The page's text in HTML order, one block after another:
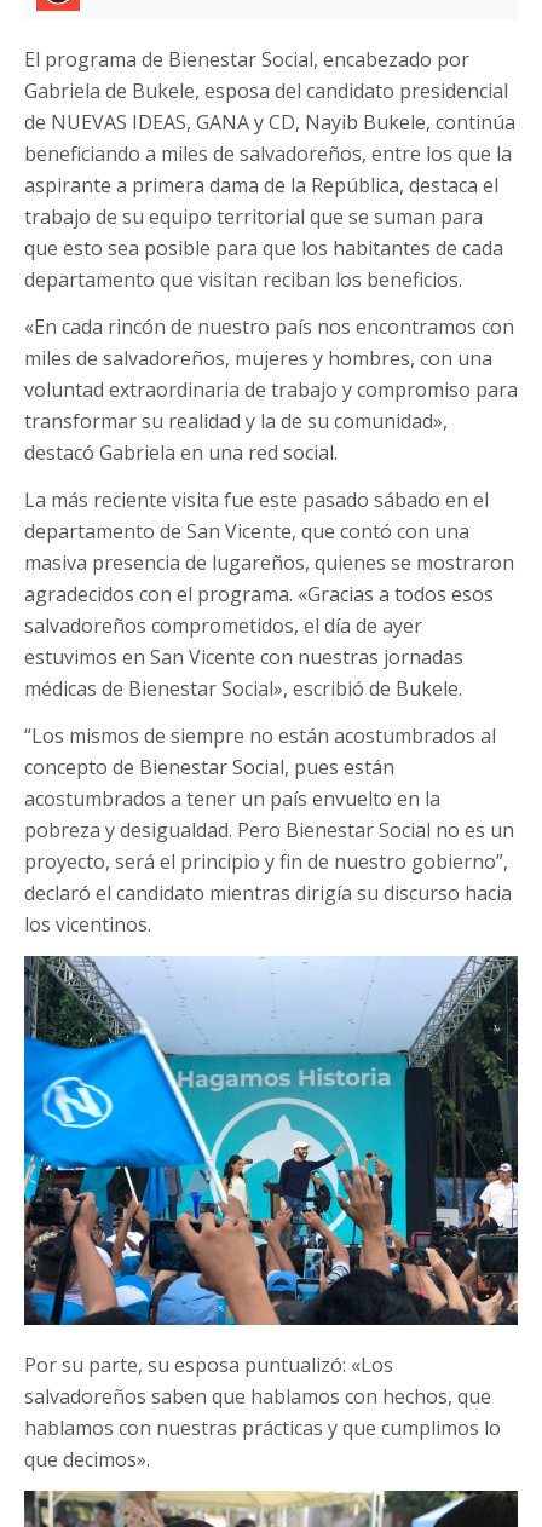
El programa de Bienestar Social, encabezado por
Gabriela de Bukele, esposa del candidato presidencial
de NUEVAS IDEAS, GANA y CD, Nayib Bukele, continúa
beneficiando a miles de salvadoreños, entre los que la
aspirante a primera dama de la República, destaca el
trabajo de su equipo territorial que se suman para
que esto sea posible para que los habitantes de cada
departamento que visitan reciban los beneficios.
«En cada rincón de nuestro país nos encontramos con
miles de salvadoreños, mujeres y hombres, con una
voluntad extraordinaria de trabajo y compromiso para
transformar su realidad y la de su comunidad»,
destacó Gabriela en una red social.
La más reciente visita fue este pasado sábado en el
departamento de San Vicente, que contó con una
masiva presencia de lugareños, quienes se mostraron
agradecidos con el programa. «Gracias a todos esos
salvadoreños comprometidos, el día de ayer
estuvimos en San Vicente con nuestras jornadas
médicas de Bienestar Social», escribió de Bukele.
“Los mismos de siempre no están acostumbrados al
concepto de Bienestar Social, pues están
acostumbrados a tener un país envuelto en la
pobreza y desigualdad. Pero Bienestar Social no es un
proyecto, será el principio y fin de nuestro gobierno”,
declaró el candidato mientras dirigía su discurso hacia
los vicentinos.
Por su parte, su esposa puntualizó: «Los
salvadoreños saben que hablamos con hechos, que
hablamos con nuestras prácticas y que cumplimos lo
que decimos».